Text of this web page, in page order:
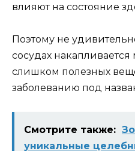
влияют на состояние
Поэтому не
сосудах
слишком полезных
заболеванию под
Смотрите также:
уникальные